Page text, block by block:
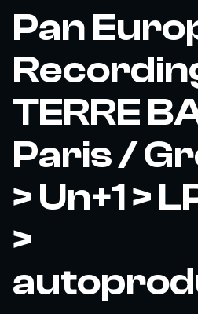
Pan
TERRE
Paris /
> Un+1 >
>